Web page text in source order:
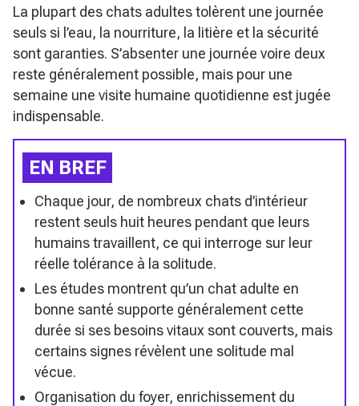
La plupart des chats adultes tolèrent une journée
seuls si l’eau, la nourriture, la litière et la sécurité
sont garanties. S’absenter une journée voire deux
reste généralement possible, mais pour une
semaine une visite humaine quotidienne est jugée
indispensable.
EN BREF
Chaque jour, de nombreux chats d’intérieur
restent seuls huit heures pendant que leurs
humains travaillent, ce qui interroge sur leur
réelle tolérance à la solitude.
Les études montrent qu’un chat adulte en
bonne santé supporte généralement cette
durée si ses besoins vitaux sont couverts, mais
certains signes révèlent une solitude mal
vécue.
Organisation du foyer, enrichissement du